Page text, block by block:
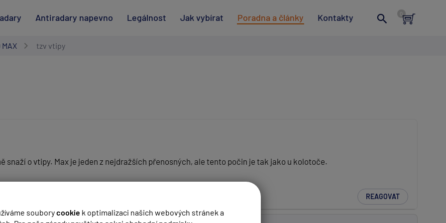
souborycookie k optimalizaci našich webových stránek a
Antiradary napevno Legálnost Jak vybírat Poradna a články Kontakty
MAX tzv vtipy
snaží o vtipy. Max je jeden z nejdražších přenosných, ale tento počin je tak jako u kolotoče.
REAGOVAT